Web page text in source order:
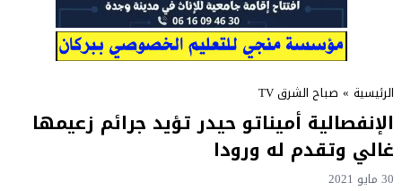
الرئيسية » صباح الشرق TV
الإنفصالية أميناتو حيدر تؤيد جرائم زعيمها
غالي وتقدم له ورودا
30 مايو 2021